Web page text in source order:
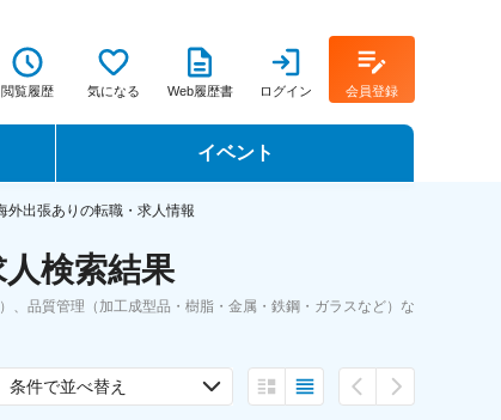
閲覧履歴 気になる Web履歴書 ログイン 会員登録
イベント
転職イベント・転職セミナー
転職フェア
外出張ありの転職・求人情報
検索結果
、品質管理（加工成型品・樹脂・金属・鉄鋼・ガラスなど）な
条件で並べ替え